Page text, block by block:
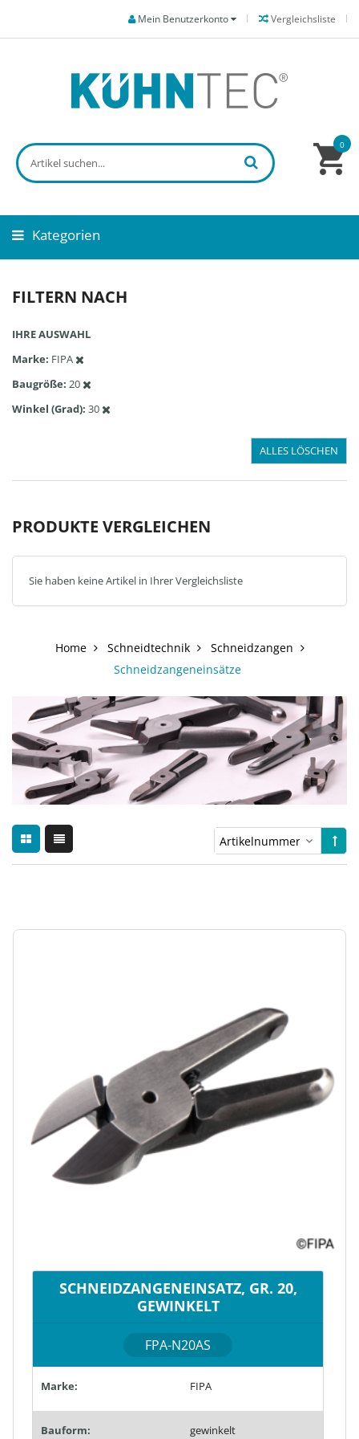
Vergleichsliste
Mein Benutzerkonto
0
Kategorien
FILTERN NACH
IHRE AUSWAHL
Marke FIPA
Baugröße 20
Winkel (Grad) 30
ALLES LÖSCHEN
PRODUKTE VERGLEICHEN
Sie haben keine Artikel in Ihrer Vergleichsliste
Home Schneidtechnik
Schneidzangen
Schneidzangeneinsätze
SCHNEIDZANGENEINSATZ, GR. 20,
GEWINKELT
FPA-N20AS
Marke: FIPA
Bauform: gewinkelt